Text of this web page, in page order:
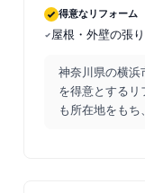
得意なリフォーム
屋根・外壁の張
神奈川県の横浜
を得意とするリ
も所在地をもち